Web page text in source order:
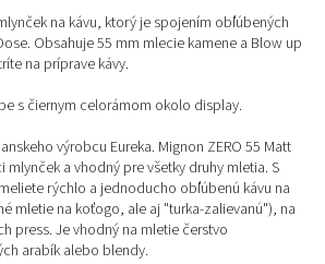
na kávu, ktorý je spojením obľúbených
Obsahuje 55 mm mlecie kamene a Blow up
na príprave kávy.
s čiernym celorámom okolo display.
výrobcu Eureka. Mignon ZERO 55 Matt
a vhodný pre všetky druhy mletia. S
rýchlo a jednoducho obľúbenú kávu na
mletie na koťogo, ale aj "turka-zalievanú"), na
press. Je vhodný na mletie čerstvo
arabík alebo blendy.